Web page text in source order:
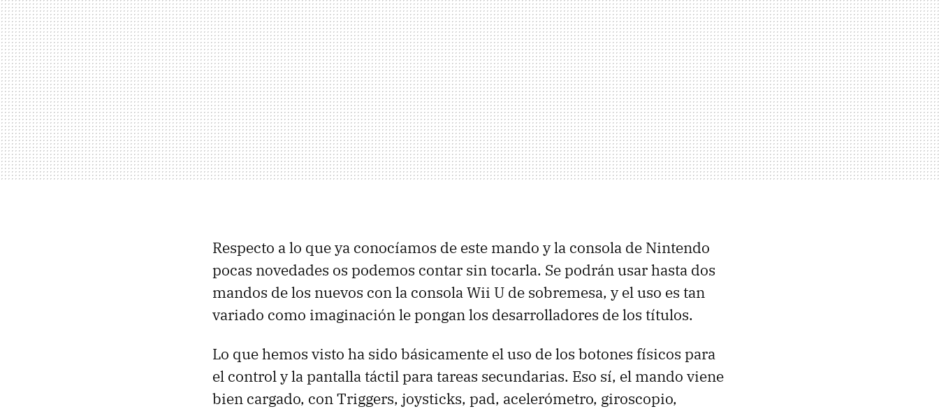
Respecto a lo que ya conocíamos de este mando y la consola de Nintendo
pocas novedades os podemos contar sin tocarla. Se podrán usar hasta dos
mandos de los nuevos con la consola Wii U de sobremesa, y el uso es tan
variado como imaginación le pongan los desarrolladores de los títulos.
Lo que hemos visto ha sido básicamente el uso de los botones físicos para
el control y la pantalla táctil para tareas secundarias. Eso sí, el mando viene
bien cargado, con Triggers, joysticks, pad, acelerómetro, giroscopio,